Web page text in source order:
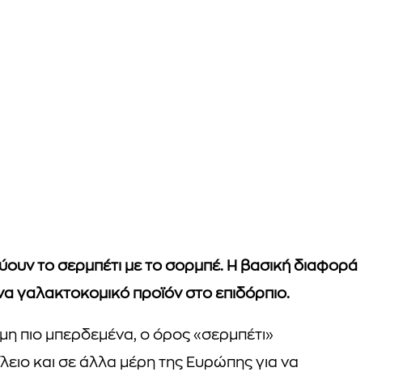
το σερμπέτι με το σορμπέ. Η βασική διαφορά
γαλακτοκομικό προϊόν στο επιδόρπιο.
πιο μπερδεμένα, ο όρος «σερμπέτι»
και σε άλλα μέρη της Ευρώπης για να